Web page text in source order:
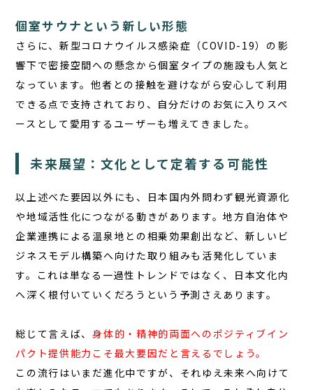
個室サウナという新しい形態
さらに、新型コロナウイルス感染症（COVID-19）の影
響下で密接空間への懸念から個室タイプの施設も人気と
なっています。他者との接触を避けながら安心して利用
できる点で支持されており、自分だけのお気に入りスペ
ースとして愛用するユーザーも増えてきました。
未来展望：文化として定着する可能性
以上述べた要因以外にも、日本国内外問わず観光資源化
や地域活性化につながる動きがあります。地方自治体や
企業連携による温泉地との相乗効果創出など、新しいビ
ジネスモデル構築へ向けた取り組みも活発化していま
す。これは単なる一過性トレンドではなく、日本文化内
へ深く根付いていくだろうという予測さえあります。
総じて言えば、身体的・精神的両面へのポジティブイン
パクト提供能力こそ最大要因だと言えるでしょう。
この流行はいまだ進化中ですが、それゆえ未来へ向けて